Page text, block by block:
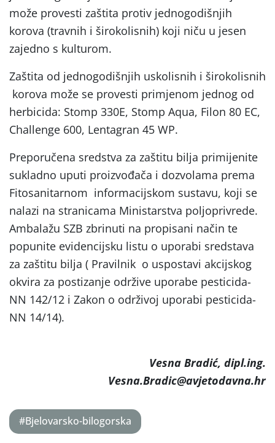
može provesti zaštita protiv jednogodišnjih
korova (travnih i širokolisnih) koji niču u jesen
zajedno s kulturom.
Zaštita od jednogodišnjih uskolisnih i širokolisnih
korova može se provesti primjenom jednog od
herbicida: Stomp 330E, Stomp Aqua, Filon 80 EC,
Challenge 600, Lentagran 45 WP.
Preporučena sredstva za zaštitu bilja primijenite
sukladno uputi proizvođača i dozvolama prema
Fitosanitarnom informacijskom sustavu, koji se
nalazi na stranicama Ministarstva poljoprivrede.
Ambalažu SZB zbrinuti na propisani način te
popunite evidencijsku listu o uporabi sredstava
za zaštitu bilja ( Pravilnik o uspostavi akcijskog
okvira za postizanje održive uporabe pesticida-
NN 142/12 i Zakon o održivoj uporabi pesticida-
NN 14/14).
Vesna Bradić, dipl.ing.
Vesna.Bradic@avjetodavna.hr
#Bjelovarsko-bilogorska